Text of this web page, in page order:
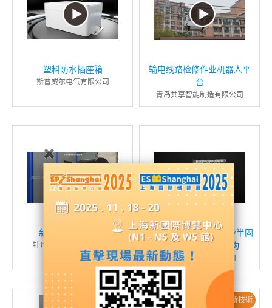
塑料防水插座箱
斯普威尔电气有限公司
输电线路检修作业机器人平
台
青岛共享智能制造有限公司
新风除尘降温装置
牡丹江盛玥科技有限公司
QT(2）-HBV(C)-12KV /半固
封式环保柜开关/机构
浙江齐特电气有限公司
新産品 / 新技術 新産品 / 新技術